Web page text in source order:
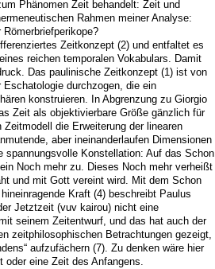
Phänomen Zeit behandelt: Zeit und
Rahmen meiner Analyse:
Zeitkonzept (2) und entfaltet es
reichen temporalen Vokabulars. Damit
Das paulinische Zeitkonzept (1) ist von
durchzogen, die ein
konstruieren. In Abgrenzung zu Giorgio
Zeit als objektivierbare Größe gänzlich für
die Erweiterung der linearen
aber ineinanderlaufen Dimensionen
spannungsvolle Konstellation: Auf das Schon
Noch mehr zu. Dieses Noch mehr verheißt
und mit Gott vereint wird. Mit dem Schon
Kraft (4) beschreibt Paulus
Jetztzeit (vuv kairou) nicht eine
seinem Zeitentwurf, und das hat auch der
zeitphilosophischen Betrachtungen gezeigt,
aufzufächern (7). Zu denken wäre hier
eine Zeit des Anfangens.